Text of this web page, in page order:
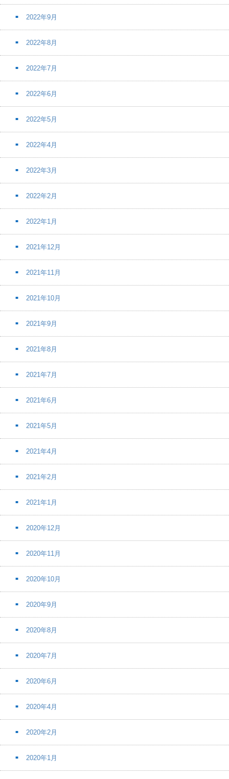
2022年9月
2022年8月
2022年7月
2022年6月
2022年5月
2022年4月
2022年3月
2022年2月
2022年1月
2021年12月
2021年11月
2021年10月
2021年9月
2021年8月
2021年7月
2021年6月
2021年5月
2021年4月
2021年2月
2021年1月
2020年12月
2020年11月
2020年10月
2020年9月
2020年8月
2020年7月
2020年6月
2020年4月
2020年2月
2020年1月